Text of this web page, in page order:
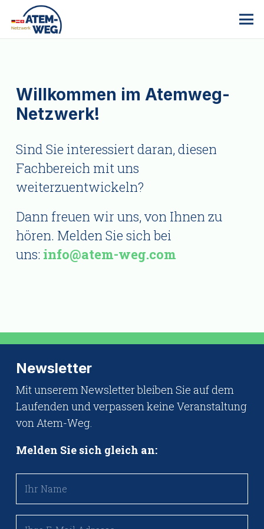
Willkommen im Atemweg-
Netzwerk!
Sind Sie interessiert daran, diesen
Fachbereich mit uns
weiterzuentwickeln?
Dann freuen wir uns, von Ihnen zu
hören. Melden Sie sich bei
uns: info@atem-weg.com
Newsletter
Mit unserem Newsletter bleiben Sie auf dem
Laufenden und verpassen keine Veranstaltung
von Atem-Weg.
Melden Sie sich gleich an: